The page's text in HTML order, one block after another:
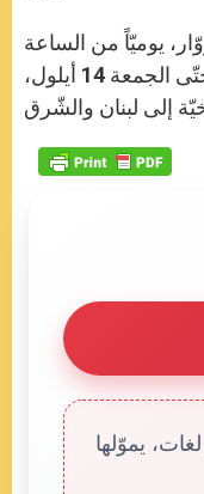
يوميّاً من الساعة
الرابعة لغاية السابعة مساء، حتّى الجمعة 14 أيلول،
يموّلها